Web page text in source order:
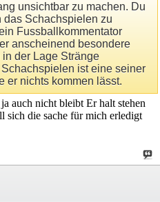
unsichtbar zu machen. Du
das Schachspielen zu
Fussballkommentator
anscheinend besondere
der Lage Stränge
ist eine seiner
er nichts kommen lässt.
auch nicht bleibt Er halt stehen
die sache für mich erledigt